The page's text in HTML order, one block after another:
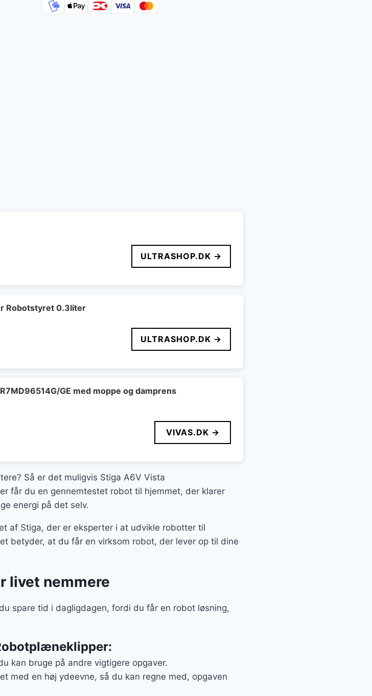
ULTRASHOP.DK →
Robotstyret 0.3liter
ULTRASHOP.DK →
GE med moppe og damprens
VIVAS.DK →
Så er det muligvis Stiga A6V Vista
får du en gennemtestet robot til hjemmet, der klarer
energi på det selv.
af Stiga, der er eksperter i at udvikle robotter til
betyder, at du får en virksom robot, der lever op til dine
livet nemmere
spare tid i dagligdagen, fordi du får en robot løsning,
kan bruge på andre vigtigere opgaver.
med en høj ydeevne, så du kan regne med, opgaven